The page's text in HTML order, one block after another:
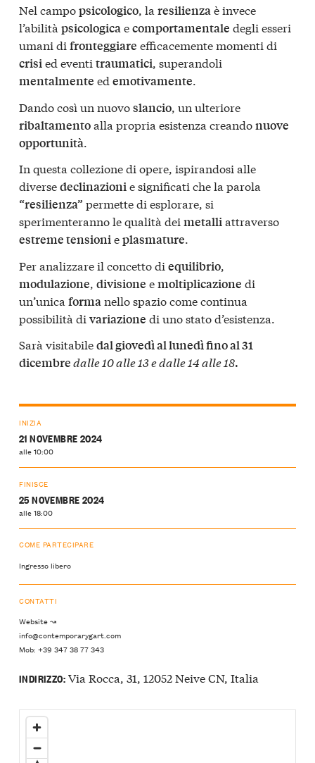
Nel campopsicologico, la resilienzaè invece
l’abilità psicologicaecomportamentale degli esseri
umani di fronteggiare efficacemente momenti di
crisied eventi traumatici, superandoli
mentalmente ed emotivamente.
Dando così un nuovoslancio , un ulteriore
ribaltamentoalla propria esistenza creandonuove
opportunità
In questa collezione di opere, ispirandosi alle
diversedeclinazionie significati che la parola
“resilienza” permette di esplorare, si
sperimenteranno le qualità dei metalliattraverso
estreme tensionieplasmature.
Per analizzare il concetto di equilibrio,
modulazione, divisione emoltiplicazione di
un’unica formanello spazio come continua
possibilità di variazione di uno stato d’esistenza.
Sarà visitabiledal giovedì al lunedì fino al 31
dicembredalle 10 alle 13 e dalle 14 alle 18.
INIZIA
21 NOVEMBRE 2024
alle 10:00
FINISCE
25 NOVEMBRE 2024
alle 18:00
COME PARTECIPARE
Ingresso libero
CONTATTI
Website ↝
info@contemporarygart.com
Mob: +39 347 38 77 343
INDIRIZZO:Via Rocca, 31, 12052 Neive CN, Italia